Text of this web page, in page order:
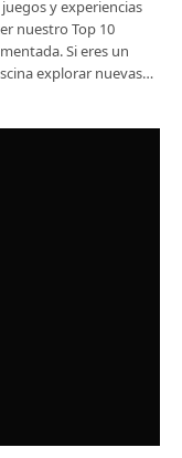
y experiencias
nuestro Top 10
Si eres un
explorar nuevas…